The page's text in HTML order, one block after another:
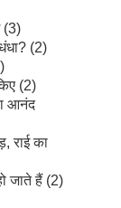
(3)
(2)
(2)
आनंद
राई का
जाते हैं (2)